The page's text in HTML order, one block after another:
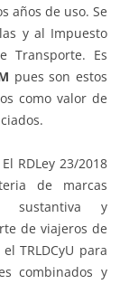
años de uso. Se
y al Impuesto
Transporte. Es
pues son estos
como valor de
El RDLey 23/2018
de marcas
sustantiva y
de viajeros de
TRLDCyU para
combinados y